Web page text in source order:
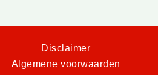
Disclaimer
Algemene voorwaarden